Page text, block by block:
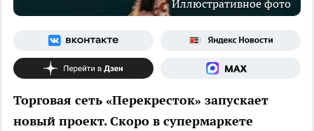
Иллюстративное фото
Торговая сеть «Перекресток» запускает
новый проект. Скоро в супермаркете